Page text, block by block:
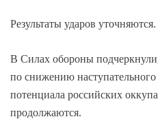
Результаты ударов уточняются.
В Силах обороны
по снижению
потенциала российских
продолжаются.